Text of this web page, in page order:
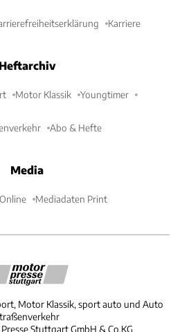
Karriere
Heftarchiv
Motor Klassik Youngtimer
Abo & Hefte
Media
Mediadaten Print
Motor Klassik, sport auto und Auto
Stuttgart GmbH & Co.KG